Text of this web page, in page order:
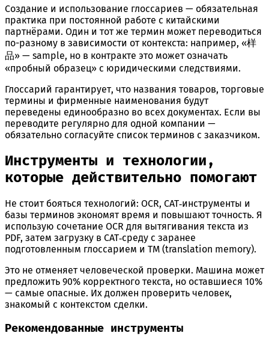
Создание и использование глоссариев — обязательная
практика при постоянной работе с китайскими
партнёрами. Один и тот же термин может переводиться
по-разному в зависимости от контекста: например, «样
品» — sample, но в контракте это может означать
«пробный образец» с юридическими следствиями.
Глоссарий гарантирует, что названия товаров, торговые
термины и фирменные наименования будут
переведены единообразно во всех документах. Если вы
переводите регулярно для одной компании —
обязательно согласуйте список терминов с заказчиком.
Инструменты и технологии,
которые действительно помогают
Не стоит бояться технологий: OCR, CAT‑инструменты и
базы терминов экономят время и повышают точность. Я
использую сочетание OCR для вытягивания текста из
PDF, затем загрузку в CAT‑среду с заранее
подготовленным глоссарием и TM (translation memory).
Это не отменяет человеческой проверки. Машина может
предложить 90% корректного текста, но оставшиеся 10%
— самые опасные. Их должен проверить человек,
знакомый с контекстом сделки.
Рекомендованные инструменты